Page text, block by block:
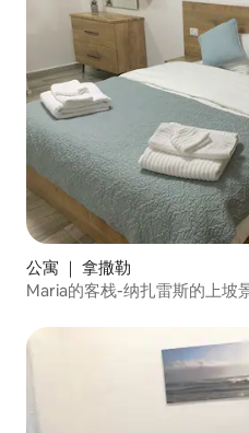
公寓 ｜ 拿撒勒
Maria的客栈-纳扎雷斯的上坡